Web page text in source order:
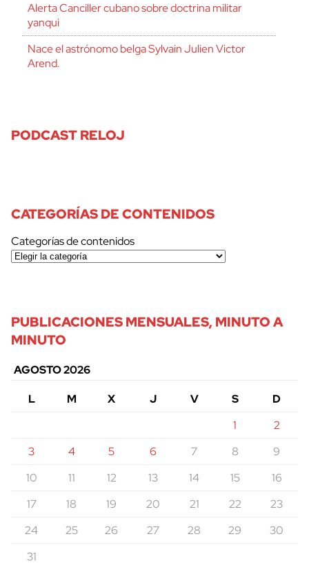
Alerta Canciller cubano sobre doctrina militar
yanqui
Nace el astrónomo belga Sylvain Julien Victor
Arend.
PODCAST RELOJ
CATEGORÍAS DE CONTENIDOS
Categorías de contenidos
PUBLICACIONES MENSUALES, MINUTO A
MINUTO
AGOSTO 2026
L
M X J V S
D
1
2
3
4 5 6 7 8
9
10
11 12 13 14 15
16
17
18 19 20 21 22
23
24
25 26 27 28 29
30
31